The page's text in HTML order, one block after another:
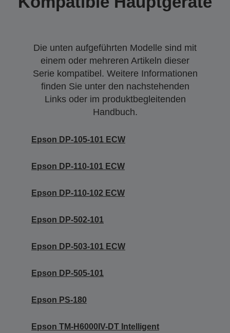
Die unten aufgeführten Modelle sind mit
einem oder mehreren Artikeln dieser
Serie kompatibel. Weitere Informationen
finden Sie unter den nachstehenden
Links oder im produktbegleitenden
Handbuch.
Epson DP-105-101 ECW
Epson DP-110-101 ECW
Epson DP-110-102 ECW
Epson DP-502-101
Epson DP-503-101 ECW
Epson DP-505-101
Epson PS-180
Epson TM-H6000IV-DT Intelligent